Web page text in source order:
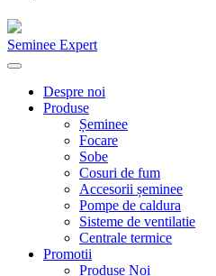
Seminee Expert
Despre noi
Produse
Șeminee
Focare
Sobe
Cosuri de fum
Accesorii șeminee
Pompe de caldura
Sisteme de ventilatie
Centrale termice
Promotii
Produse Noi